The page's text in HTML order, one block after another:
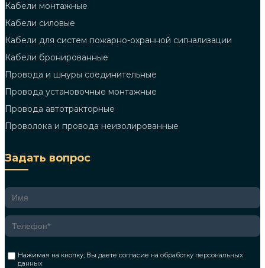
Кабели монтажные
Кабели силовые
Кабели для систем пожарно-охранной сигнализации
Кабели бронированные
Провода и шнуры соединительные
Провода установочные монтажные
Провода автотракторные
Проволока и провода неизолированные
Задать вопрос
Нажимая на кнопку, Вы даете согласие наобработку персональных
данных